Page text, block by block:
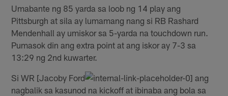
Umabante ng 85 yarda sa loob ng 14 play ang
Pittsburgh at sila ay lumamang nang si RB Rashard
Mendenhall ay umiskor sa 5-yarda na touchdown run.
Pumasok din ang extra point at ang iskor ay 7-3 sa
13:29 ng 2nd kuwarter.
Si WR [Jacoby Ford
ang
nagbalik sa kasunod na kickoff at ibinaba ang bola sa